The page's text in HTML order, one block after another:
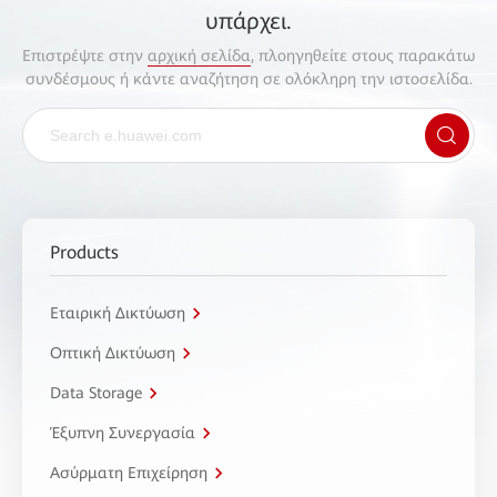
υπάρχει.
Επιστρέψτε στην αρχική σελίδα, πλοηγηθείτε στους παρακάτω
συνδέσμους ή κάντε αναζήτηση σε ολόκληρη την ιστοσελίδα.
Products
Εταιρική Δικτύωση
Οπτική Δικτύωση
Data Storage
Έξυπνη Συνεργασία
Ασύρματη Επιχείρηση